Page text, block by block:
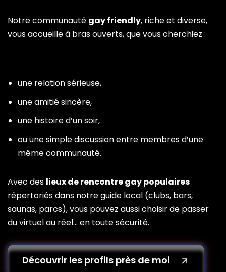
Notre communauté gay friendly, riche et diverse,
vous accueille à bras ouverts, que vous cherchiez :
une relation sérieuse,
une amitié sincère,
une histoire d’un soir,
ou une simple discussion entre membres d’une
même communauté.
Avec des lieux de rencontre gay populaires
répertoriés dans notre guide local (clubs, bars,
saunas, parcs), vous pouvez aussi choisir de passer
du virtuel au réel… en toute sécurité.
Découvrir les profils près de moi